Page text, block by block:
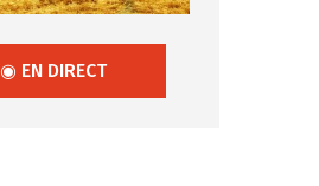
◉ EN DIRECT